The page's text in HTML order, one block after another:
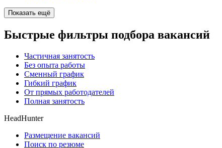
Показать ещё
Быстрые фильтры подбора вакансий
Частичная занятость
Без опыта работы
Сменный график
Гибкий график
От прямых работодателей
Полная занятость
HeadHunter
Размещение вакансий
Поиск по резюме